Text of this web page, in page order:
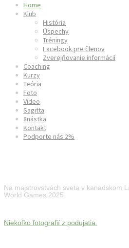
Home
Klub
História
Úspechy
Tréningy
Facebook pre členov
Zverejňovanie informácií
Coaching
Kurzy
Teória
Foto
Video
Sagitta
8nástka
Kontakt
Podporte nás 2%
Na majstrovstvách sveta v kanadskom
World Games 2025.
Niekoľko fotografií z podujatia.